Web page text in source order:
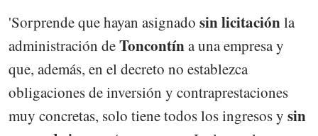
'Sorprende que hayan asignado sin licitaciónla
administración deToncontína una empresa y
que, además, en el decreto no establezca
obligaciones de inversión y contraprestaciones
muy concretas, solo tiene todos los ingresos y sin